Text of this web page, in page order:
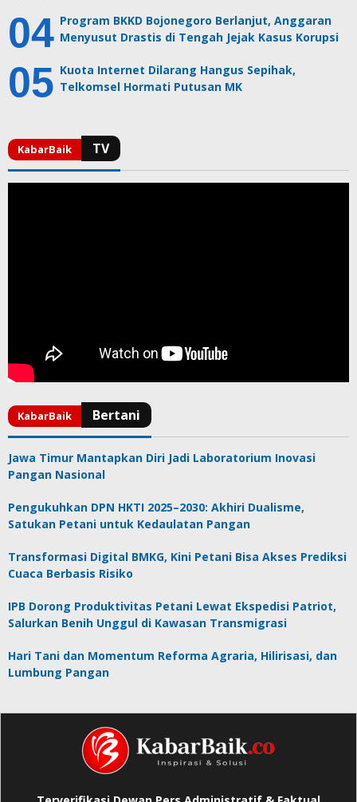
Program BKKD Bojonegoro Berlanjut, Anggaran
Menyusut Drastis di Tengah Jejak Kasus Korupsi
Kuota Internet Dilarang Hangus Sepihak,
Telkomsel Hormati Putusan MK
Jawa Timur Mantapkan Diri Jadi Laboratorium Inovasi
Pangan Nasional
Pengukuhkan DPN HKTI 2025–2030: Akhiri Dualisme,
Satukan Petani untuk Kedaulatan Pangan
Transformasi Digital BMKG, Kini Petani Bisa Akses Prediksi
Cuaca Berbasis Risiko
IPB Dorong Produktivitas Petani Lewat Ekspedisi Patriot,
Salurkan Benih Unggul di Kawasan Transmigrasi
Hari Tani dan Momentum Reforma Agraria, Hilirisasi, dan
Lumbung Pangan